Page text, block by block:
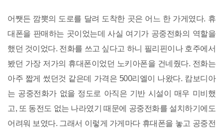
어쨋든 깜뽓의 도로를 달려 도착한 곳은 어느 한 가게였다. 휴
대폰을 판매하는 곳이었는데 사실 여기가 공중전화의 역할을
했던 것이었다. 전화를 쓰고 싶다고 하니 필리핀이나 호주에서
봤던 가장 저가의 휴대폰이었던 노키아폰을 건네줬다. 전화는
아주 짧게 썼던것 같은데 가격은 500리엘이 나왔다. 캄보디아
는 공중전화가 없을 정도로 아직은 기반 시설이 매우 미비했
고, 또 동전도 없는 나라였기 때문에 공중전화를 설치하기에도
어려워 보였다. 그래서 이렇게 가게마다 휴대폰을 놓고 공중전